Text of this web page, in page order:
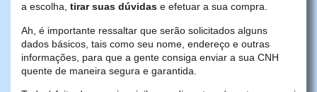
a escolha, tirar suas dúvidas e efetuar a sua compra.
Ah, é importante ressaltar que serão solicitados alguns
dados básicos, tais como seu nome, endereço e outras
informações, para que a gente consiga enviar a sua CNH
quente de maneira segura e garantida.